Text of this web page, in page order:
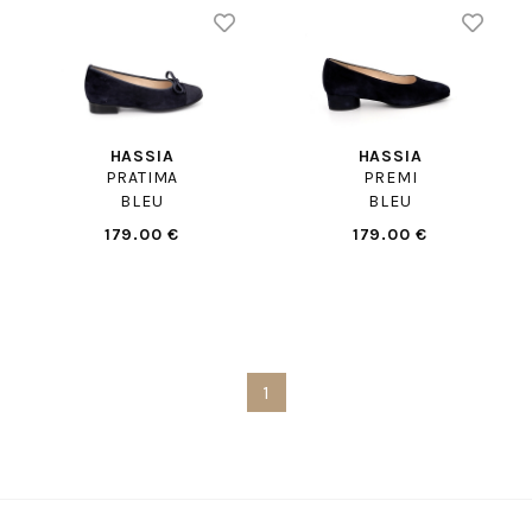
HASSIA
PRATIMA
BLEU
179.00 €
HASSIA
PREMI
BLEU
179.00 €
1